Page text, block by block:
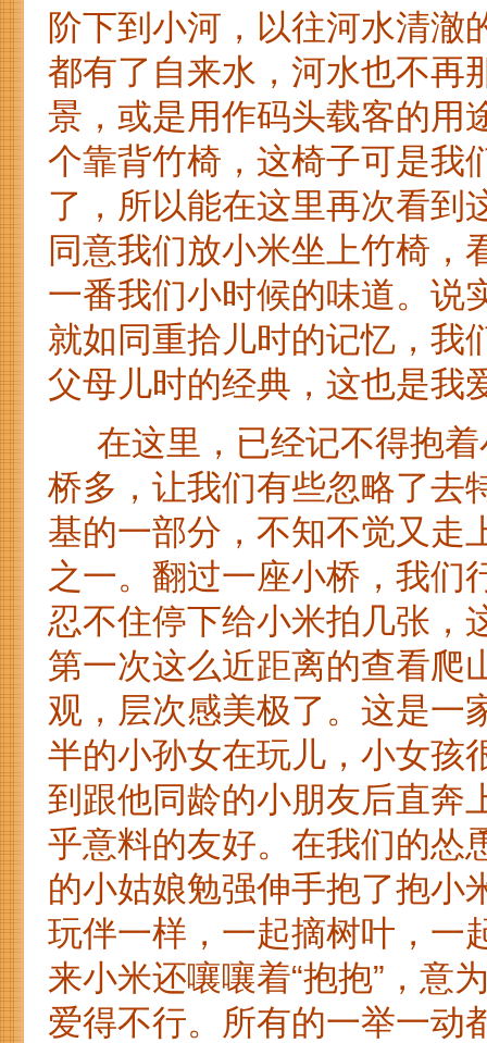
阶下到小河，以往河水清澈
都有了自来水，河水也不再
景，或是用作码头载客的用
个靠背竹椅，这椅子可是我
了，所以能在这里再次看到
同意我们放小米坐上竹椅，
一番我们小时候的味道。说
就如同重拾儿时的记忆，我
父母儿时的经典，这也是我
在这里，已经记不得抱着
桥多，让我们有些忽略了去
基的一部分，不知不觉又走
之一。翻过一座小桥，我们
忍不住停下给小米拍几张，
第一次这么近距离的查看爬
观，层次感美极了。这是一
半的小孙女在玩儿，小女孩
到跟他同龄的小朋友后直奔
乎意料的友好。在我们的怂
的小姑娘勉强伸手抱了抱小
玩伴一样，一起摘树叶，一
来小米还嚷嚷着“抱抱”，意
爱得不行。所有的一举一动